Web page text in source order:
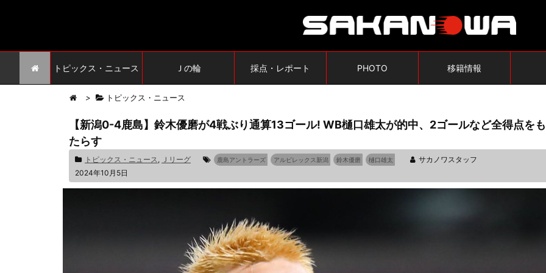
トピックス・ニュース Ｊの輪 採点・レポート PHOTO 移籍情報
> トピックス・ニュース
【新潟0-4鹿島】鈴木優磨が4戦ぶり通算13ゴール! WB樋口雄太が的中、2ゴールなど全得点をも
たらす
トピックス・ニュース, Ｊリーグ 鹿島アントラーズ アルビレックス新潟 鈴木優磨 樋口雄太
サカノワスタッフ
2024年10月5日